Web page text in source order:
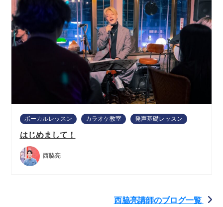
ボーカルレッスン カラオケ教室 発声基礎レッスン
はじめまして！
西脇亮
西脇亮講師のブログ一覧